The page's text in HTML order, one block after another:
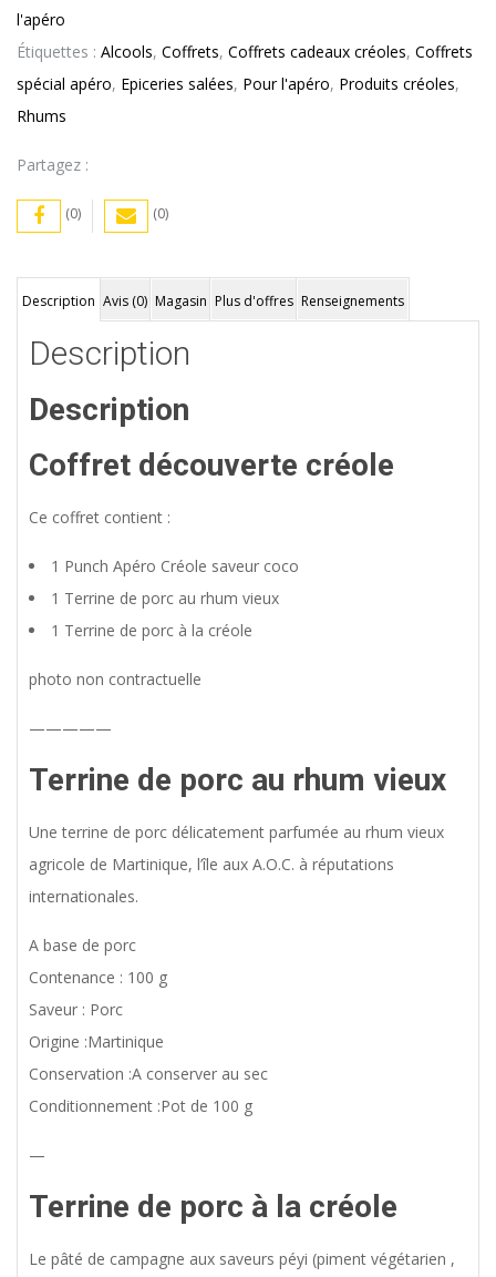
l'apéro
Étiquettes : Alcools, Coffrets, Coffrets cadeaux créoles, Coffrets
spécial apéro, Epiceries salées, Pour l'apéro, Produits créoles,
Rhums
Partagez :
(0) (0)
Description Avis (0) Magasin Plus d'offres Renseignements
Description
Description
Coffret découverte créole
Ce coffret contient :
1 Punch Apéro Créole saveur coco
1 Terrine de porc au rhum vieux
1 Terrine de porc à la créole
photo non contractuelle
—————
Terrine de porc au rhum vieux
Une terrine de porc délicatement parfumée au rhum vieux
agricole de Martinique, l’île aux A.O.C. à réputations
internationales.
A base de porc
Contenance : 100 g
Saveur : Porc
Origine :Martinique
Conservation :A conserver au sec
Conditionnement :Pot de 100 g
—
Terrine de porc à la créole
Le pâté de campagne aux saveurs péyi (piment végétarien ,